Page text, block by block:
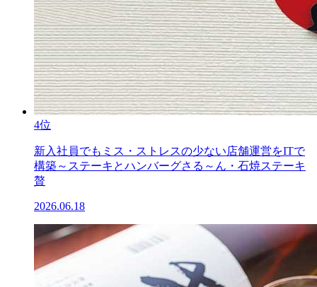
4位
新入社員でもミス・ストレスの少ない店舗運営をITで
構築～ステーキとハンバーグさる～ん・石焼ステーキ
贅
2026.06.18